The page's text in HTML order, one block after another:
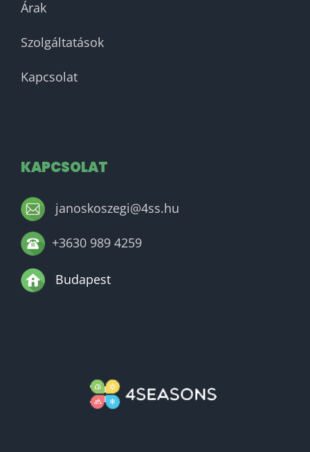
Árak
Szolgáltatások
Kapcsolat
KAPCSOLAT
janoskoszegi@4ss.hu
+3630 989 4259
Budapest